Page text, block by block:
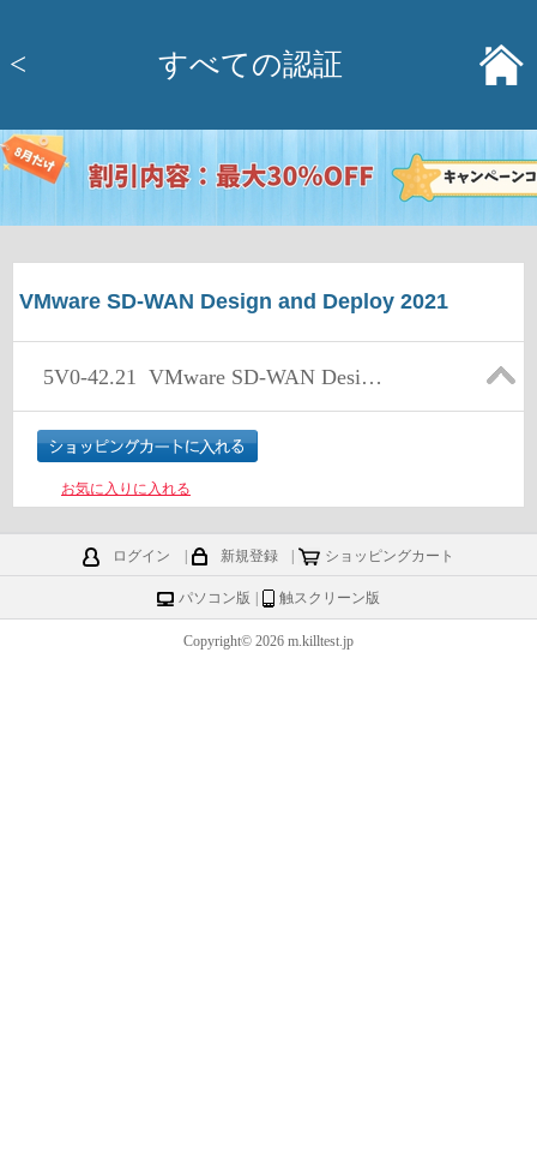
< すべての認証
VMware SD-WAN Design and Deploy 2021
5V0-42.21 VMware SD-WAN Design and Deploy Skills
お気に入りに入れる
ログイン 新規登録 ショッピングカート
パソコン版 触スクリーン版
Copyright© 2026 m.killtest.jp